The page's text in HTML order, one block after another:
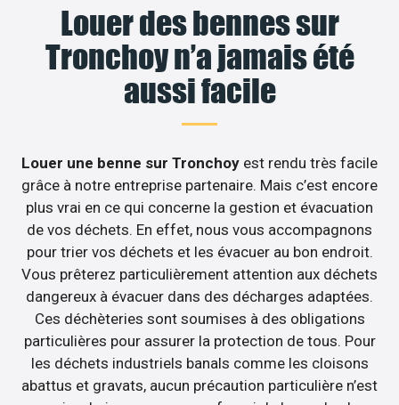
Louer des bennes sur
Tronchoy n’a jamais été
aussi facile
Louer une benne sur Tronchoy est rendu très facile
grâce à notre entreprise partenaire. Mais c’est encore
plus vrai en ce qui concerne la gestion et évacuation
de vos déchets. En effet, nous vous accompagnons
pour trier vos déchets et les évacuer au bon endroit.
Vous prêterez particulièrement attention aux déchets
dangereux à évacuer dans des décharges adaptées.
Ces déchèteries sont soumises à des obligations
particulières pour assurer la protection de tous. Pour
les déchets industriels banals comme les cloisons
abattus et gravats, aucun précaution particulière n’est